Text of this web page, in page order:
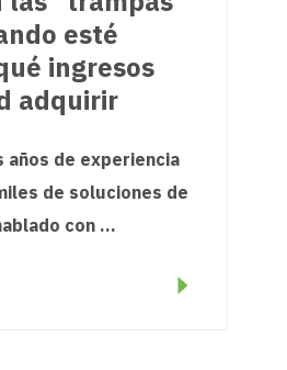
esté
ingresos
adquirir
años de experiencia
de soluciones de
con ...